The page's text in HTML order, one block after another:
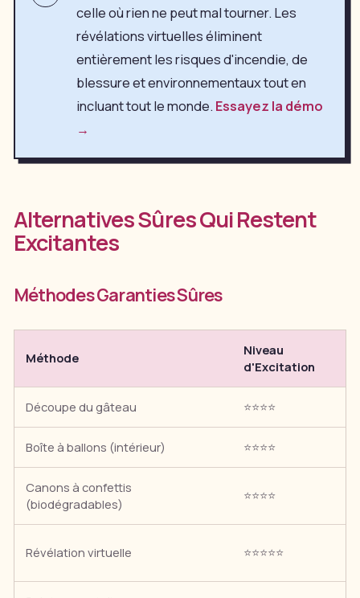
celle où rien ne peut mal tourner. Les
révélations virtuelles éliminent
entièrement les risques d'incendie, de
blessure et environnementaux tout en
incluant tout le monde. Essayez la démo
→
Alternatives Sûres Qui Restent
Excitantes
Méthodes Garanties Sûres
Méthode
Niveau
d'Excitation
Découpe du gâteau ⭐⭐⭐⭐
Boîte à ballons (intérieur) ⭐⭐⭐⭐
Canons à confettis
(biodégradables)
⭐⭐⭐⭐
Révélation virtuelle ⭐⭐⭐⭐⭐